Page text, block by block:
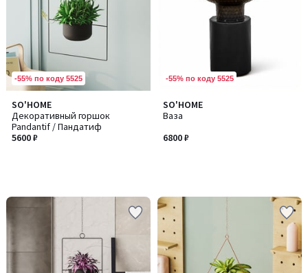
-55% по коду 5525
SO'HOME
Декоративный горшок
Pandantif / Пандатиф
5600 ₽
-55% по коду 5525
SO'HOME
Ваза
6800 ₽